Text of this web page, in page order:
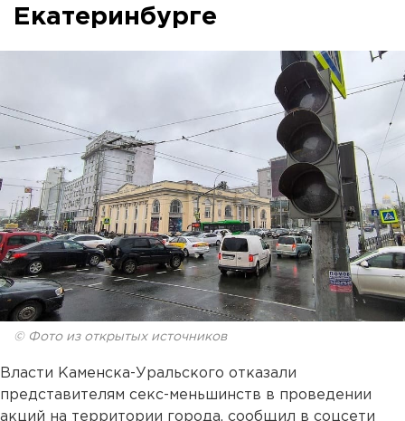
Екатеринбурге
© Фото из открытых источников
Власти Каменска-Уральского отказали
представителям секс-меньшинств в проведении
акций на территории города, сообщил в соцсети